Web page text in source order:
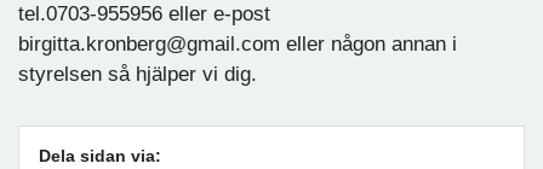
tel.0703-955956 eller e-post
birgitta.kronberg@gmail.com eller någon annan i
styrelsen så hjälper vi dig.
Dela sidan via: